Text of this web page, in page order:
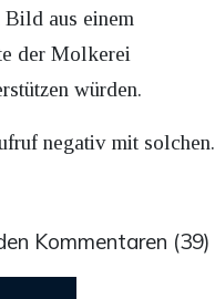
aus einem
der Molkerei
würden.
negativ mit solchen.
Kommentaren (39)